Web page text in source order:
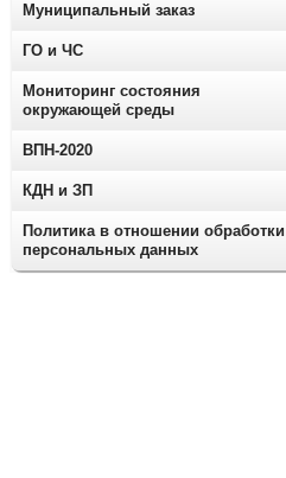
Муниципальный заказ
ГО и ЧС
Мониторинг состояния
окружающей среды
ВПН-2020
КДН и ЗП
Политика в отношении обработки
персональных данных